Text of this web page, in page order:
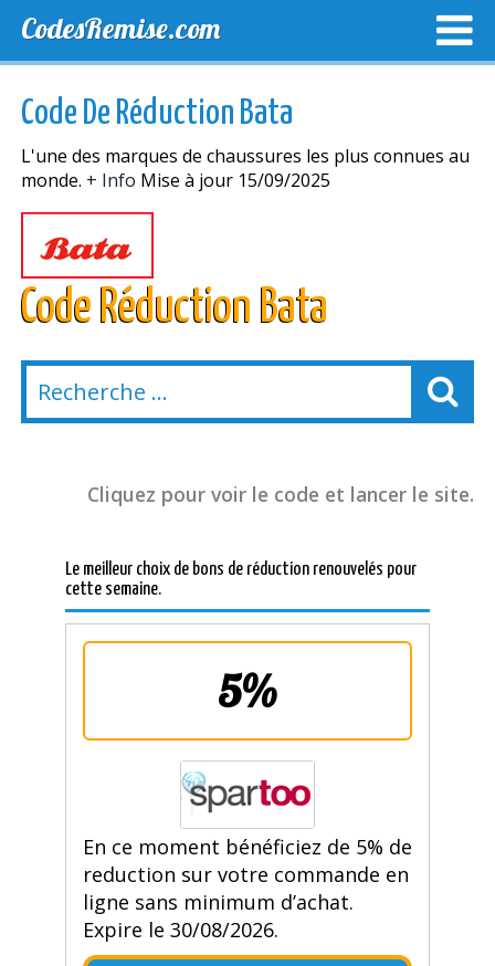
CodesRemise.com
NOUVELLES MAGASINS
Code De Réduction Bata
L'une des marques de chaussures les plus connues au
monde. + Info Mise à jour 15/09/2025
Code Réduction Bata
Cliquez pour voir le code et lancer le site.
Le meilleur choix de bons de réduction renouvelés pour
cette semaine.
5%
En ce moment bénéficiez de 5% de
reduction sur votre commande en
ligne sans minimum d’achat.
Expire le 30/08/2026.